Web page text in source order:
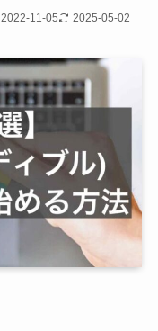
2022-11-05 2025-05-02